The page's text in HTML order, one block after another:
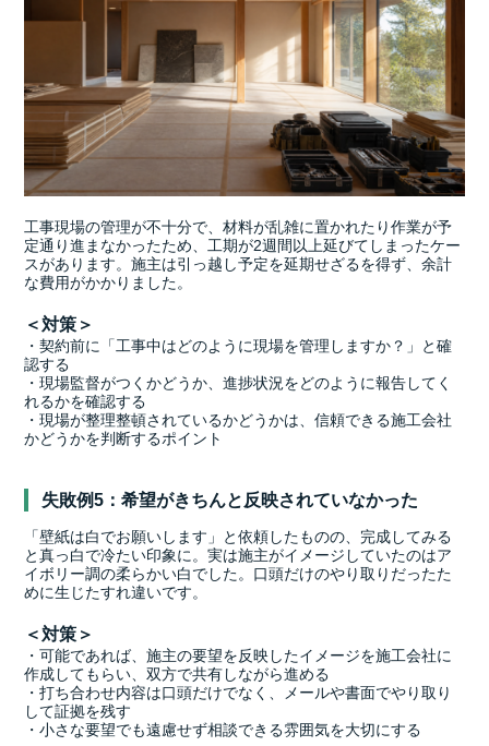
工事現場の管理が不十分で、材料が乱雑に置かれたり作業が予
定通り進まなかったため、工期が2週間以上延びてしまったケー
スがあります。施主は引っ越し予定を延期せざるを得ず、余計
な費用がかかりました。
＜対策＞
・契約前に「工事中はどのように現場を管理しますか？」と確
認する
・現場監督がつくかどうか、進捗状況をどのように報告してく
れるかを確認する
・現場が整理整頓されているかどうかは、信頼できる施工会社
かどうかを判断するポイント
失敗例5：希望がきちんと反映されていなかった
「壁紙は白でお願いします」と依頼したものの、完成してみる
と真っ白で冷たい印象に。実は施主がイメージしていたのはア
イボリー調の柔らかい白でした。口頭だけのやり取りだったた
めに生じたすれ違いです。
＜対策＞
・可能であれば、施主の要望を反映したイメージを施工会社に
作成してもらい、双方で共有しながら進める
・打ち合わせ内容は口頭だけでなく、メールや書面でやり取り
して証拠を残す
・小さな要望でも遠慮せず相談できる雰囲気を大切にする